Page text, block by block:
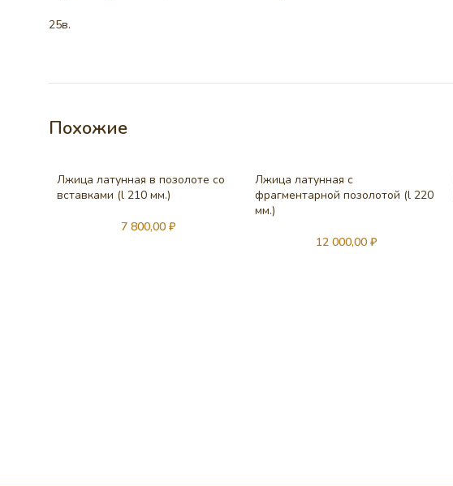
25в.
Похожие
Лжица латунная в позолоте со
вставками (l 210 мм.)
7 800,00 ₽
Лжица латунная с
фрагментарной позолотой (l 220
мм.)
12 000,00₽